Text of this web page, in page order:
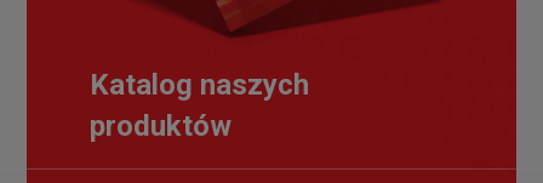
Katalog naszych
produktów